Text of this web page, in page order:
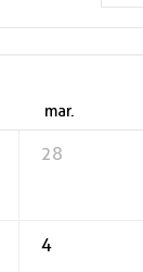
mar.
28
4